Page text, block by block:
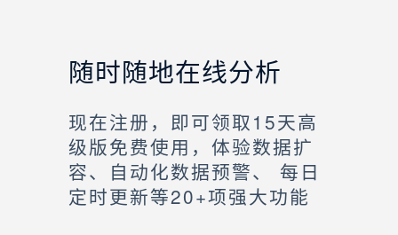
随时随地在线分析
现在注册，即可领取15天高
级版免费使用，体验数据扩
容、自动化数据预警、 每日
定时更新等20+项强大功能